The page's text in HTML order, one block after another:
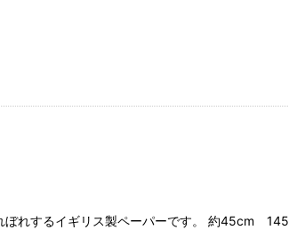
れするイギリス製ペーパーです。 約45cm